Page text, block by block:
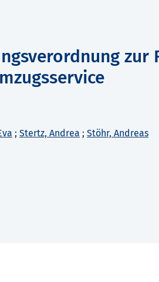
zur
; Stertz, Andrea ; Stöhr, Andreas